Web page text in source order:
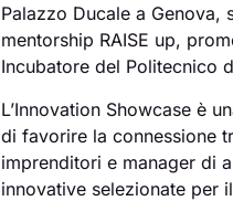
Palazzo Ducale a
mentorship RAISE up,
Incubatore del Politecnico
L’Innovation Showcase è
di favorire la connessione
imprenditori e manager di
innovative selezionate per